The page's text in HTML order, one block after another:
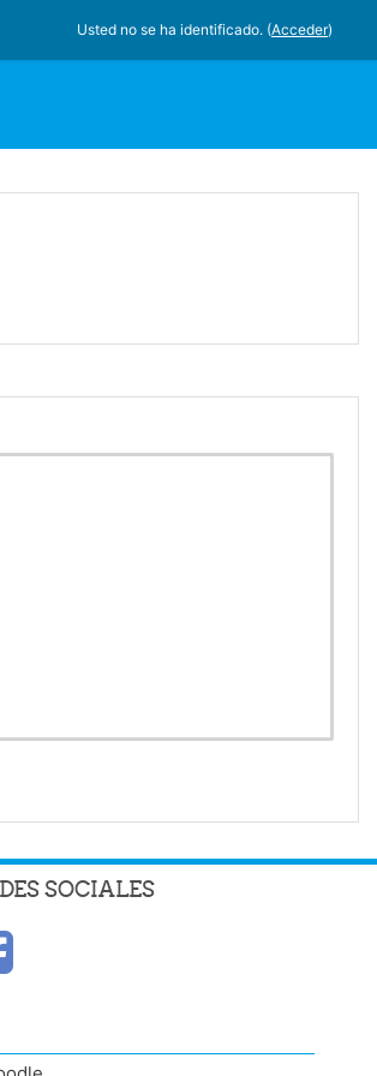
Usted no se ha identificado. (Acceder)
SOCIALES